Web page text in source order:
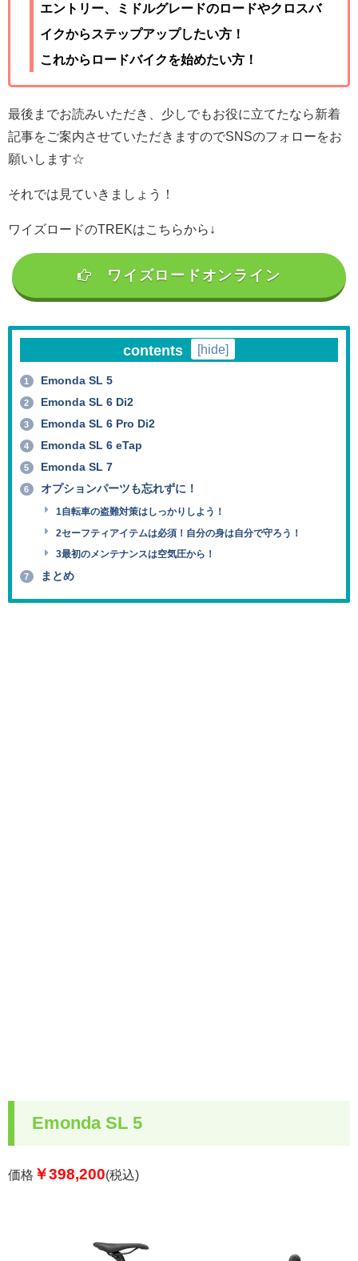
エントリー、ミドルグレードのロードやクロスバ
イクからステップアップしたい方！
これからロードバイクを始めたい方！
最後までお読みいただき、少しでもお役に立てたなら新着
記事をご案内させていただきますのでSNSのフォローをお
願いします☆
それでは見ていきましょう！
ワイズロードのTREKはこちらから↓
ワイズロードオンライン
contents [hide]
1 Emonda SL 5
2 Emonda SL 6 Di2
3 Emonda SL 6 Pro Di2
4 Emonda SL 6 eTap
5 Emonda SL 7
6 オプションパーツも忘れずに！
1自転車の盗難対策はしっかりしよう！
2セーフティアイテムは必須！自分の身は自分で守ろう！
3最初のメンテナンスは空気圧から！
7 まとめ
Emonda SL 5
価格 ￥398,200(税込)